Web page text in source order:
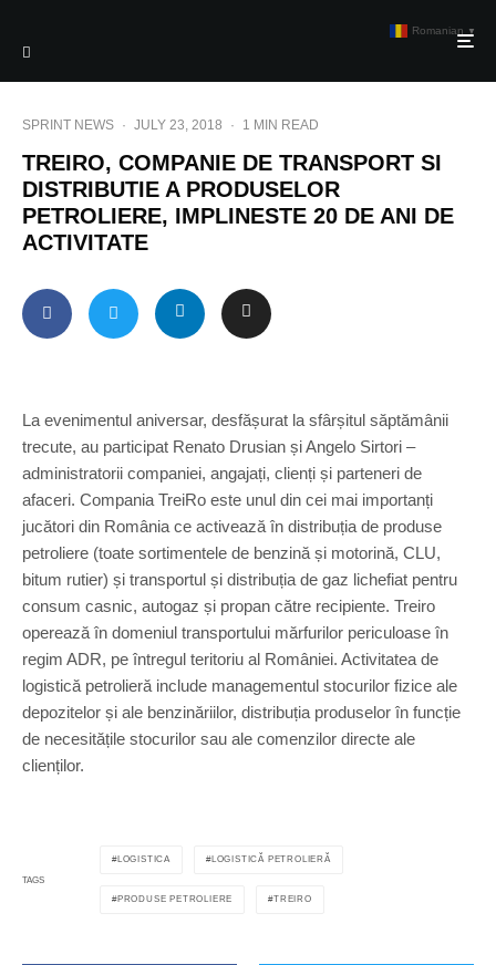
SPRINT NEWS · JULY 23, 2018 · 1 MIN READ
TREIRO, COMPANIE DE TRANSPORT SI
DISTRIBUTIE A PRODUSELOR
PETROLIERE, IMPLINESTE 20 DE ANI DE
ACTIVITATE
La evenimentul aniversar, desfășurat la sfârșitul săptămânii
trecute, au participat Renato Drusian și Angelo Sirtori –
administratorii companiei, angajați, clienți și parteneri de
afaceri. Compania TreiRo este unul din cei mai importanți
jucători din România ce activează în distribuția de produse
petroliere (toate sortimentele de benzină și motorină, CLU,
bitum rutier) și transportul și distribuția de gaz lichefiat pentru
consum casnic, autogaz și propan către recipiente. Treiro
operează în domeniul transportului mărfurilor periculoase în
regim ADR, pe întregul teritoriu al României. Activitatea de
logistică petrolieră include managementul stocurilor fizice ale
depozitelor și ale benzinăriilor, distribuția produselor în funcție
de necesitățile stocurilor sau ale comenzilor directe ale
clienților.
TAGS
LOGISTICA LOGISTICĂ PETROLIERĂ
PRODUSE PETROLIERE TREIRO
Romanian ▼